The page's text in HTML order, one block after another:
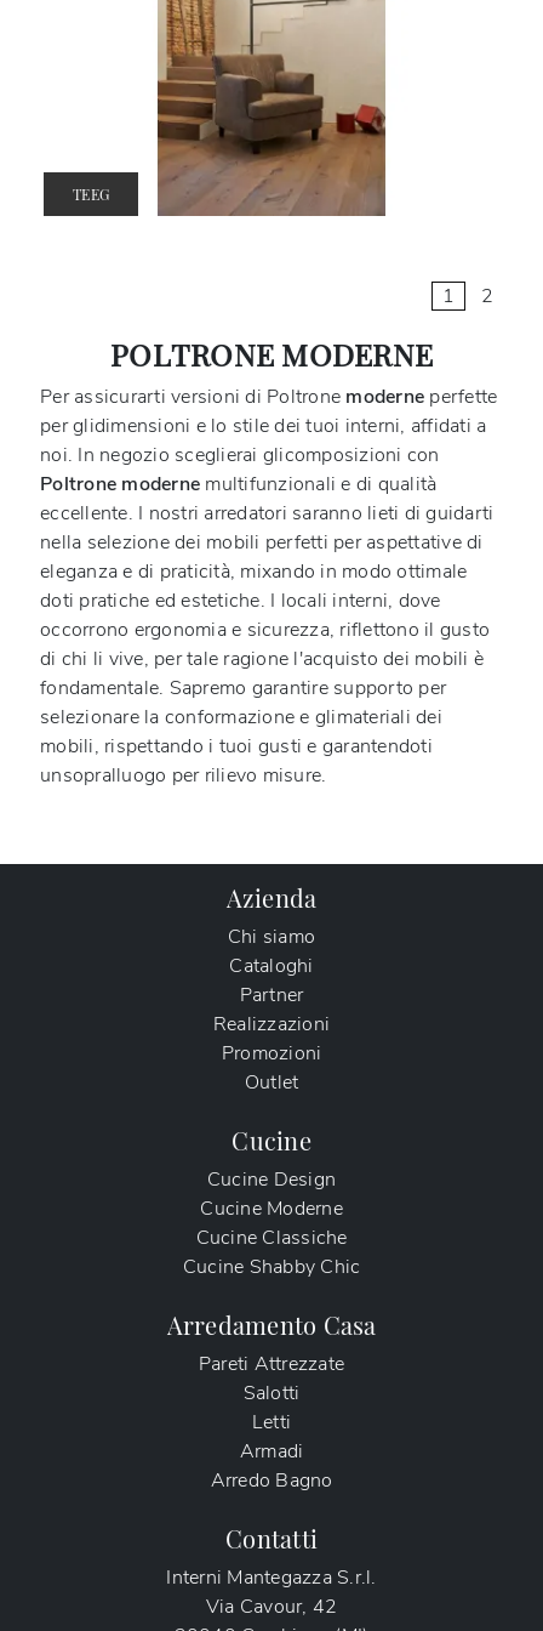
TEEG
1 2
POLTRONE MODERNE
Per assicurarti versioni di Poltrone moderne perfette
per glidimensioni e lo stile dei tuoi interni, affidati a
noi. In negozio sceglierai glicomposizioni con
Poltrone moderne multifunzionali e di qualità
eccellente. I nostri arredatori saranno lieti di guidarti
nella selezione dei mobili perfetti per aspettative di
eleganza e di praticità, mixando in modo ottimale
doti pratiche ed estetiche. I locali interni, dove
occorrono ergonomia e sicurezza, riflettono il gusto
di chi li vive, per tale ragione l'acquisto dei mobili è
fondamentale. Sapremo garantire supporto per
selezionare la conformazione e glimateriali dei
mobili, rispettando i tuoi gusti e garantendoti
unsopralluogo per rilievo misure.
Azienda
Chi siamo
Cataloghi
Partner
Realizzazioni
Promozioni
Outlet
Cucine
Cucine Design
Cucine Moderne
Cucine Classiche
Cucine Shabby Chic
Arredamento Casa
Pareti Attrezzate
Salotti
Letti
Armadi
Arredo Bagno
Contatti
Interni Mantegazza S.r.l.
Via Cavour, 42